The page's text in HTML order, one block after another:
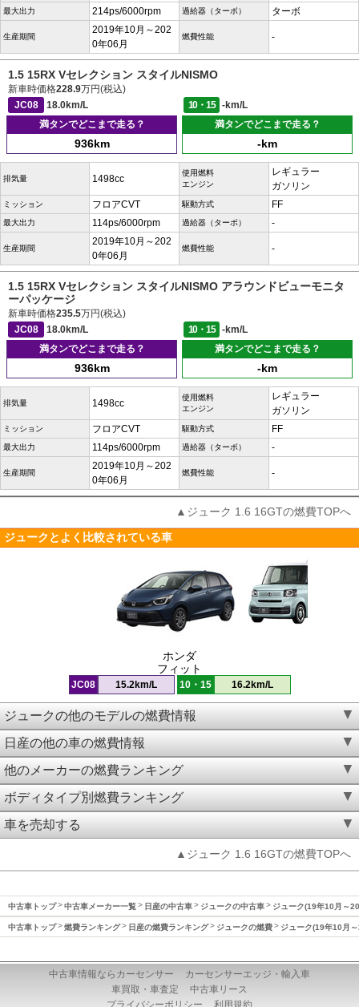
最大出力 214ps/6000rpm 過給器（ターボ） ターボ
生産期間
2019年10月～202
0年06月
燃費性能 -
1.5 15RX Vセレクション スタイルNISMO
新車時価格228.9万円(税込)
JC08
18.0km/L 10・15
-km/L
満タンでどこまで走る？
936km
満タンでどこまで走る？
-km
排気量 1498cc
使用燃料
エンジン
レギュラー
ガソリン
ミッション フロアCVT 駆動方式 FF
最大出力 114ps/6000rpm 過給器（ターボ） -
生産期間
2019年10月～202
0年06月
燃費性能 -
1.5 15RX Vセレクション スタイルNISMO アラウンドビューモニタ
ーパッケージ
新車時価格235.5万円(税込)
JC08
18.0km/L 10・15
-km/L
満タンでどこまで走る？
936km
満タンでどこまで走る？
-km
排気量 1498cc
使用燃料
エンジン
レギュラー
ガソリン
ミッション フロアCVT 駆動方式 FF
最大出力 114ps/6000rpm 過給器（ターボ） -
生産期間
2019年10月～202
0年06月
燃費性能 -
▲ジューク 1.6 16GTの燃費TOPへ
ジュークとよく比較されている車
ホンダ
フィット
JC08 15.2km/L 10・15 16.2km/L
ジュークの他のモデルの燃費情報
日産の他の車の燃費情報
他のメーカーの燃費ランキング
ボディタイプ別燃費ランキング
車を売却する
▲ジューク 1.6 16GTの燃費TOPへ
中古車トップ 中古車メーカー一覧 日産の中古車 ジュークの中古車 ジューク(19年10月～
中古車トップ 燃費ランキング 日産の燃費ランキング ジュークの燃費 ジューク(19年10月
中古車情報ならカーセンサー
カーセンサーエッジ・輸入車
車買取・車査定
中古車リース
プライバシーポリシー
利用規約